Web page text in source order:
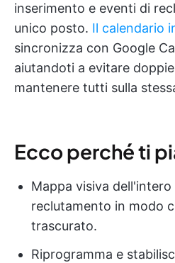
inserimento e eventi di
unico posto. Il calendario
sincronizza con Google
aiutandoti a evitare
mantenere tutti sulla
Ecco perché ti
Mappa visiva
reclutamento in modo
trascurato.
Riprogramma e